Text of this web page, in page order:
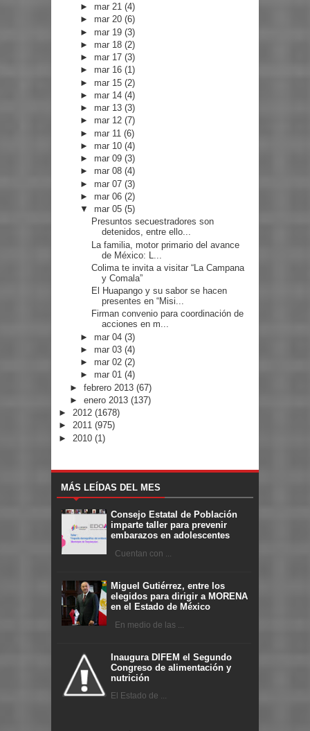
► mar 21(4)
► mar 20(6)
► mar 19(3)
► mar 18(2)
► mar 17(3)
► mar 16(1)
► mar 15(2)
► mar 14(4)
► mar 13(3)
► mar 12(7)
► mar 11(6)
► mar 10(4)
► mar 09(3)
► mar 08(4)
► mar 07(3)
► mar 06(2)
▼ mar 05(5)
Presuntos secuestradores son
detenidos, entre ello...
La familia, motor primario del avance
de México: L...
Colima te invita a visitar “La Campana
y Comala”
El Huapango y su sabor se hacen
presentes en “Misi...
Firman convenio para coordinación de
acciones en m...
► mar 04(3)
► mar 03(4)
► mar 02(2)
► mar 01(4)
► febrero 2013 (67)
► enero 2013 (137)
► 2012 (1678)
► 2011 (975)
► 2010 (1)
MÁS LEÍDAS DEL MES
Consejo Estatal de Población
imparte taller para prevenir
embarazos en adolescentes
Cuentan con ...
Miguel Gutiérrez, entre los
elegidos para dirigir a MORENA
en el Estado de México
En medio de las ...
Inaugura DIFEM el Segundo
Congreso de alimentación y
nutrición
El Estado de ...